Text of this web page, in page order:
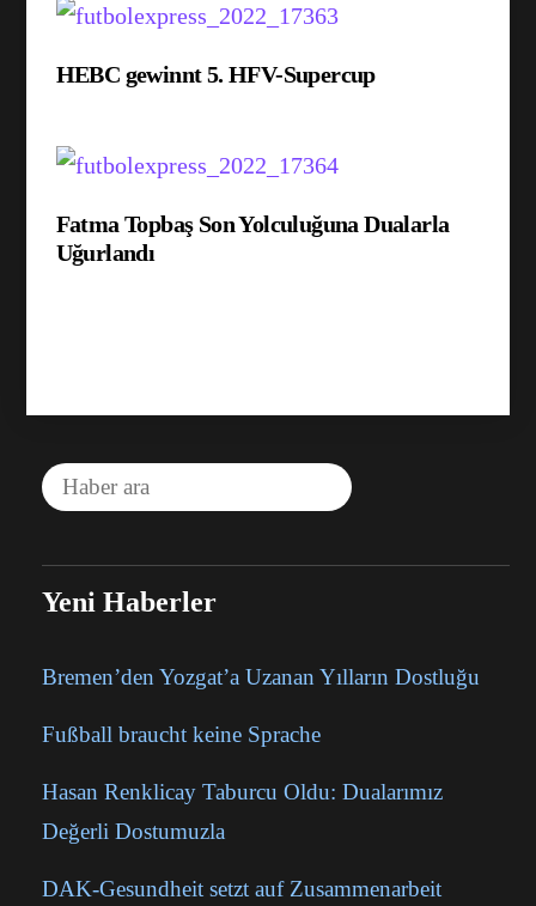
HEBC gewinnt 5. HFV-Supercup
Fatma Topbaş Son Yolculuğuna Dualarla
Uğurlandı
Yeni Haberler
Bremen’den Yozgat’a Uzanan Yılların Dostluğu
Fußball braucht keine Sprache
Hasan Renklicay Taburcu Oldu: Dualarımız
Değerli Dostumuzla
DAK-Gesundheit setzt auf Zusammenarbeit